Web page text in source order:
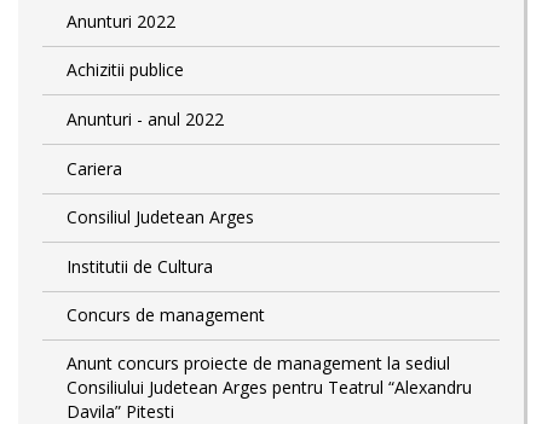
Anunturi 2022
Achizitii publice
Anunturi - anul 2022
Cariera
Consiliul Judetean Arges
Institutii de Cultura
Concurs de management
Anunt concurs proiecte de management la sediul
Consiliului Judetean Arges pentru Teatrul “Alexandru
Davila” Pitesti